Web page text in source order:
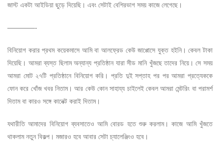
জাস্ট একটা আইডিয়া ছুড়ে দিয়েছি। এবং সেটাই বেশিরভাগ সময় কাজে লেগেছে।
————-
বিনিয়োগ করার প্রথম কয়েকমাসে আমি বা আলফ্রেড কেউ জাপ্পোসে যুক্ত হইনি। কেবল টাকা
দিয়েছি। আমরা ব্যস্ত ছিলাম অন্যান্য প্রতিষ্ঠান যারা সীড মানি খুঁজছে তাদের নিয়ে। সে সময়
আমরা মোট ২৭টি প্রতিষ্ঠানে বিনিয়োগ করি। প্রতি দুই সপ্তাহ পর পর আমরা প্রত্যেককে
ফোন করে খোঁজ খবর নিতাম। আর কেউ কোন সাহায্য চাইলেই কেবল আমরা মেন্টরিং বা পরামর্শ
দিতাম বা কারও সঙ্গে কানেক্ট করাই দিতাম।
যথারীতি আমাদের বিনিয়োগ ব্যবসাতেও আমি বোরড হতে শুরু করলাম। কাজে আমি খুঁজতে
থাকলাম নতুন বিকল্প। মজারও হবে আবার সেটা চ্যালেঞ্জিংও হবে।